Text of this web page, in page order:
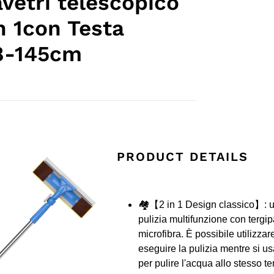
1con Testa
145cm
PRODUCT DETAILS
🏘【2 in 1 Design classico】:
pulizia multifunzione con
microfibra. È possibile
eseguire la pulizia mentre si
per pulire l'acqua allo stesso